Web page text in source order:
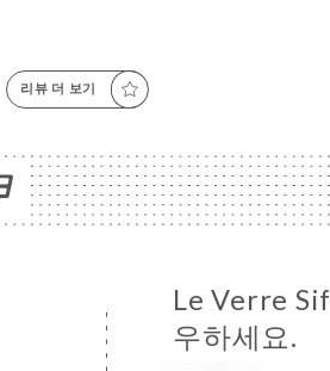
리뷰 더 보기
Le Verre
우하세요.